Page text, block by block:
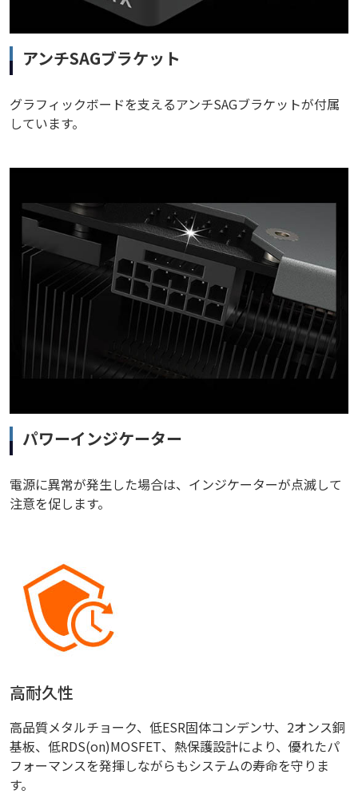
アンチSAGブラケット
グラフィックボードを支えるアンチSAGブラケットが付属
しています。
パワーインジケーター
電源に異常が発生した場合は、インジケーターが点滅して
注意を促します。
高耐久性
高品質メタルチョーク、低ESR固体コンデンサ、2オンス銅
基板、低RDS(on)MOSFET、熱保護設計により、優れたパ
フォーマンスを発揮しながらもシステムの寿命を守りま
す。